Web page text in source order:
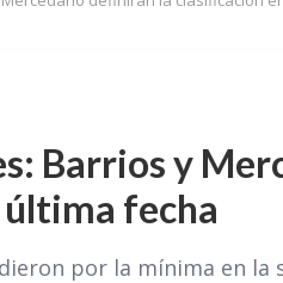
Barrios y
fecha
por la mínima en